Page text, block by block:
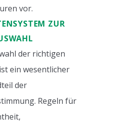
vor.
ZUR
der richtigen
ein wesentlicher
der
Regeln für